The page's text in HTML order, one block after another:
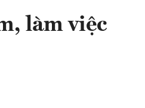
làm việc